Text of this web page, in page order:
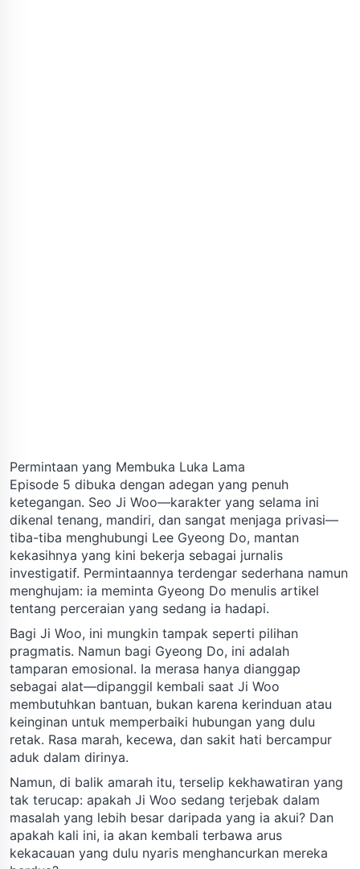
Permintaan yang Membuka Luka Lama
Episode 5 dibuka dengan adegan yang penuh
ketegangan. Seo Ji Woo—karakter yang selama ini
dikenal tenang, mandiri, dan sangat menjaga privasi—
tiba-tiba menghubungi Lee Gyeong Do, mantan
kekasihnya yang kini bekerja sebagai jurnalis
investigatif. Permintaannya terdengar sederhana namun
menghujam: ia meminta Gyeong Do menulis artikel
tentang perceraian yang sedang ia hadapi.
Bagi Ji Woo, ini mungkin tampak seperti pilihan
pragmatis. Namun bagi Gyeong Do, ini adalah
tamparan emosional. Ia merasa hanya dianggap
sebagai alat—dipanggil kembali saat Ji Woo
membutuhkan bantuan, bukan karena kerinduan atau
keinginan untuk memperbaiki hubungan yang dulu
retak. Rasa marah, kecewa, dan sakit hati bercampur
aduk dalam dirinya.
Namun, di balik amarah itu, terselip kekhawatiran yang
tak terucap: apakah Ji Woo sedang terjebak dalam
masalah yang lebih besar daripada yang ia akui? Dan
apakah kali ini, ia akan kembali terbawa arus
kekacauan yang dulu nyaris menghancurkan mereka